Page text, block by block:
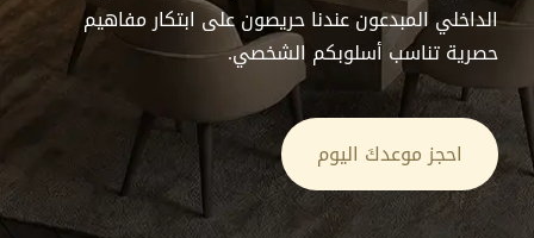
الداخلي المبدعون عندنا حريصون على ابتكار مفاهيم
حصرية تناسب أسلوبكم الشخصي.
احجز موعدكَ اليوم